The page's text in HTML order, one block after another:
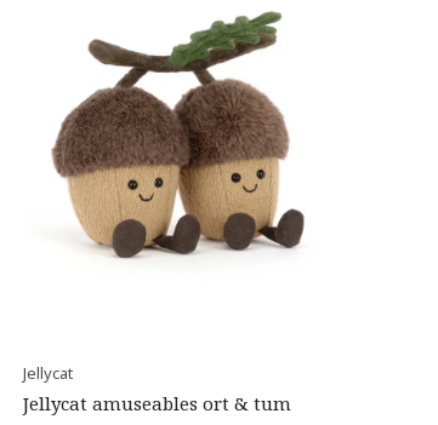
Jellycat
Jellycat amuseables ort & tum